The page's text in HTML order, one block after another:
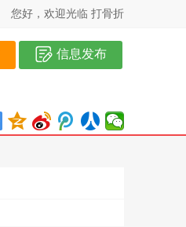
您好，欢迎光临 打骨折
信息发布